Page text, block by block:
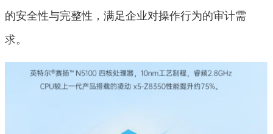
的安全性与完整性，满足企业对操作行为的审计需
求。